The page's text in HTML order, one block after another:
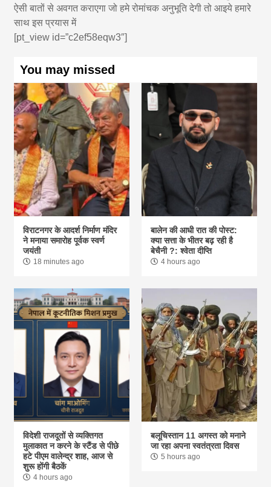
ऐसी बातों से अवगत कराएगा जो हमे रोमांचक अनुभूति देगी तो आइये हमारे
साथ इस प्रयास में
[pt_view id=”c2ef58eqw3″]
You may missed
विराटनगर के आदर्श निर्माण मंदिर
ने मनाया समारोह पूर्वक स्वर्ण
जयंती
18 minutes ago
बालेन की आधी रात की पोस्ट:
क्या सत्ता के भीतर बढ़ रही है
बेचैनी ?: श्वेता दीप्ति
4 hours ago
विदेशी राजदूतों से व्यक्तिगत
मुलाकात न करने के स्टैंड से पीछे
हटे पीएम वालेन्द्र शाह, आज से
शुरू होंगी बैठकें
4 hours ago
बलूचिस्तान 11 अगस्त को मनाने
जा रहा अपना स्वतंत्रता दिवस
5 hours ago